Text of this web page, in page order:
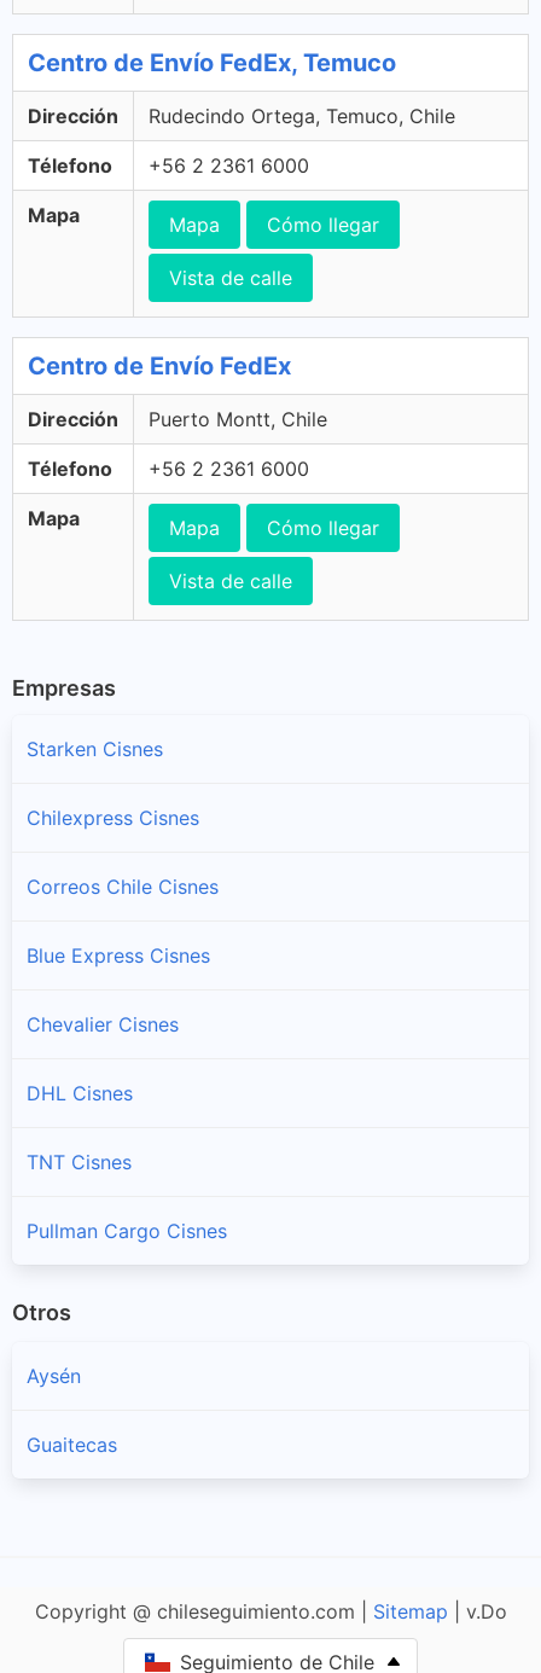
Centro de Envío FedEx, Temuco
Dirección Rudecindo Ortega, Temuco, Chile
Télefono +56 2 2361 6000
Mapa Mapa Cómo llegar
Vista de calle
Centro de Envío FedEx
Dirección Puerto Montt, Chile
Télefono +56 2 2361 6000
Mapa Mapa Cómo llegar
Vista de calle
Empresas
Starken Cisnes
Chilexpress Cisnes
Correos Chile Cisnes
Blue Express Cisnes
Chevalier Cisnes
DHL Cisnes
TNT Cisnes
Pullman Cargo Cisnes
Otros
Aysén
Guaitecas
Copyright @ chileseguimiento.com | Sitemap | v.Do
Seguimiento de Chile